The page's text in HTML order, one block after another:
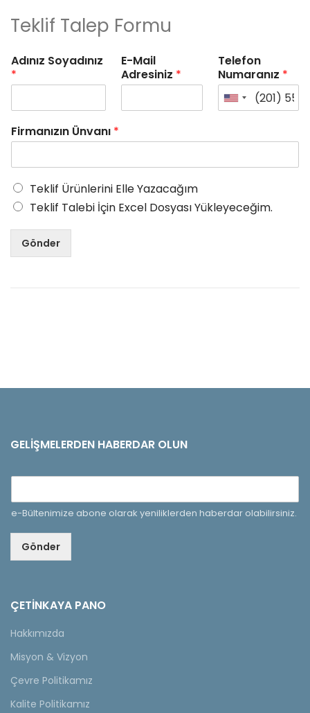
Teklif Talep Formu
Adınız Soyadınız
*
E-Mail
Adresiniz *
Telefon
Numaranız *
Firmanızın Ünvanı *
Teklif Ürünlerini Elle Yazacağım
Teklif Talebi İçin Excel Dosyası Yükleyeceğim.
Gönder
GELIŞMELERDEN HABERDAR OLUN
e-Bültenimize abone olarak yeniliklerden haberdar olabilirsiniz.
Gönder
ÇETINKAYA PANO
Hakkımızda
Misyon & Vizyon
Çevre Politikamız
Kalite Politikamız